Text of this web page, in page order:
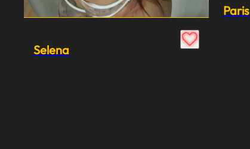
Selena
Paris